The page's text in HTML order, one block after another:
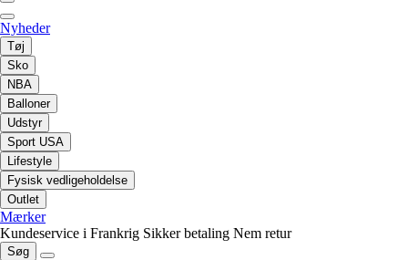
Nyheder
Tøj
Sko
NBA
Balloner
Udstyr
Sport USA
Lifestyle
Fysisk vedligeholdelse
Outlet
Mærker
Kundeservice i Frankrig Sikker betaling Nem retur
Søg